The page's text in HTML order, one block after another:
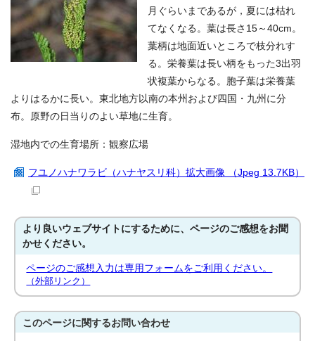
月ぐらいまであるが，夏には枯れ
てなくなる。葉は長さ15～40cm。
葉柄は地面近いところで枝分れす
る。栄養葉は長い柄をもった3出羽
状複葉からなる。胞子葉は栄養葉
よりはるかに長い。東北地方以南の本州および四国・九州に分
布。原野の日当りのよい草地に生育。
湿地内での生育場所：観察広場
フユノハナワラビ（ハナヤスリ科）拡大画像 （Jpeg 13.7KB）
より良いウェブサイトにするために、ページのご感想をお聞
かせください。
ページのご感想入力は専用フォームをご利用ください。
（外部リンク）
このページに関するお問い合わせ